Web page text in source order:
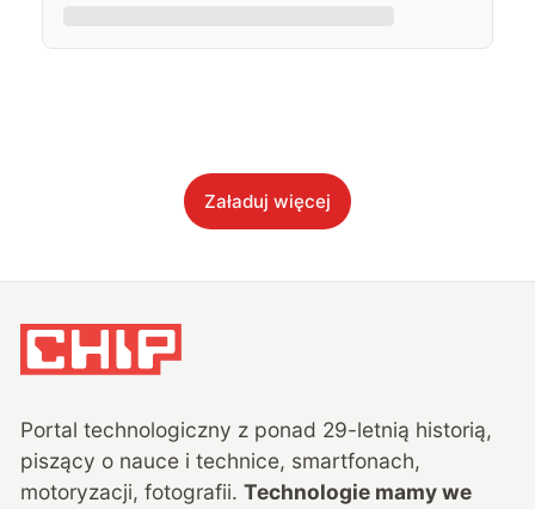
Załaduj więcej
Portal technologiczny z ponad 29-letnią historią,
piszący o nauce i technice, smartfonach,
motoryzacji, fotografii. Technologie mamy we